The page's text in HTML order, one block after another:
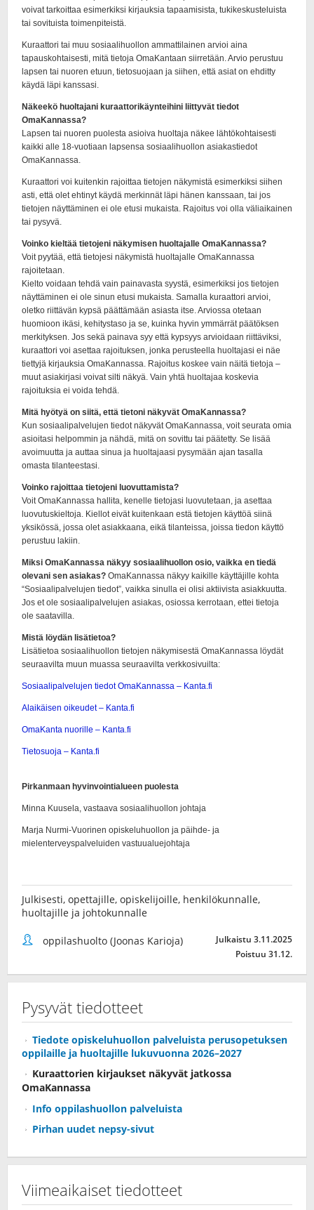
Julkisesti, opettajille, opiskelijoille, henkilökunnalle,
huoltajille ja johtokunnalle
oppilashuolto (Joonas Karioja)
Julkaistu 3.11.2025
Poistuu 31.12.
Pysyvät tiedotteet
Tiedote opiskeluhuollon palveluista perusopetuksen
oppilaille ja huoltajille lukuvuonna 2026–2027
Kuraattorien kirjaukset näkyvät jatkossa
OmaKannassa
Info oppilashuollon palveluista
Pirhan uudet nepsy-sivut
Viimeaikaiset tiedotteet